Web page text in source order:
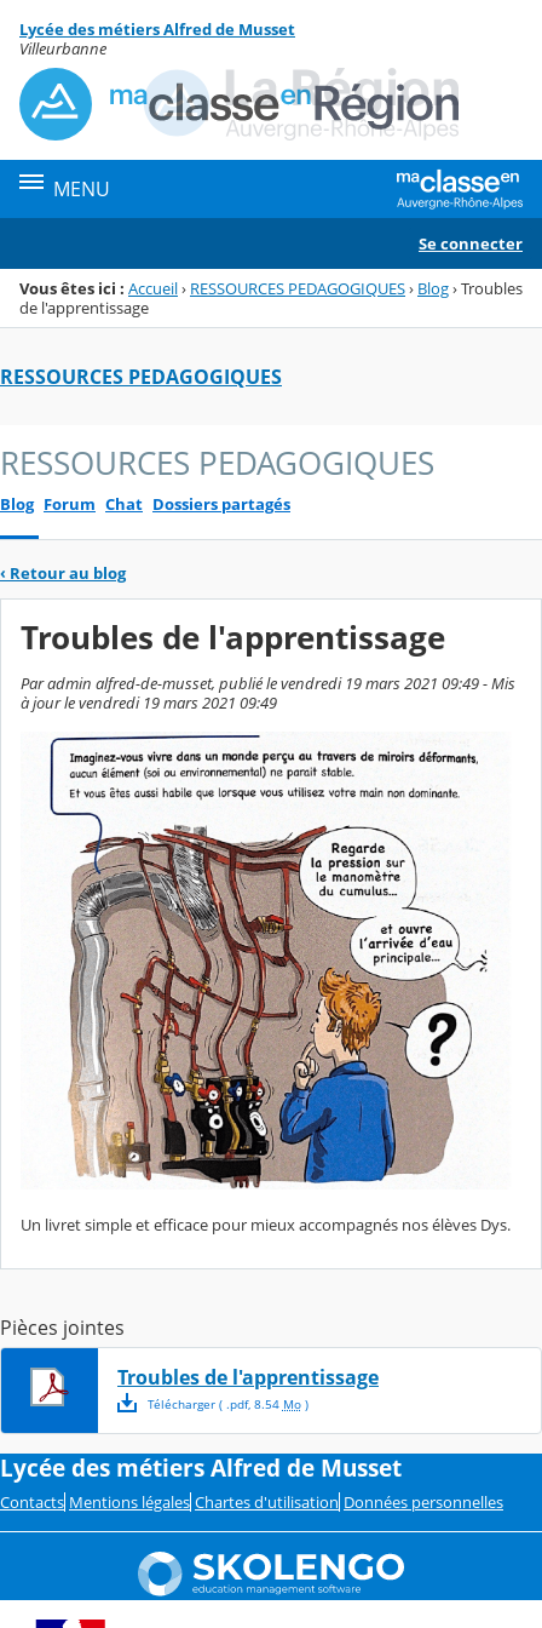
Menu de la rubrique
Contenu
Lycée des métiers Alfred de Musset
Villeurbanne
MENU
Se connecter
Vous êtes ici : Accueil› RESSOURCES PEDAGOGIQUES› Blog›Troubles
de l'apprentissage
RESSOURCES PEDAGOGIQUES
RESSOURCES PEDAGOGIQUES
Blog Forum Chat Dossiers partagés
‹ Retour au blog
Troubles de l'apprentissage
Par admin alfred-de-musset, publié le vendredi 19 mars 2021 09:49 - Mis
à jour le vendredi 19 mars 2021 09:49
Un livret simple et efficace pour mieux accompagnés nos élèves Dys.
Pièces jointes
Troubles de l'apprentissage
Télécharger( .pdf, 8.54 Mo)
Lycée des métiers Alfred de Musset
Contacts Mentions légales Chartes d'utilisation Données personnelles